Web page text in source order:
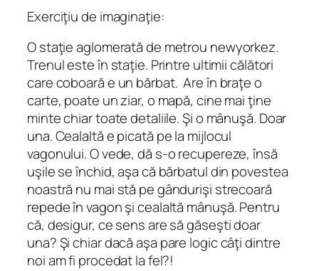
Exerciţiu de imaginaţie:
O staţie aglomerată de metrou newyorkez.
Trenul este în staţie. Printre ultimii călători
care coboară e un bărbat. Are în braţe o
carte, poate un ziar, o mapă, cine mai ţine
minte chiar toate detaliile. Şi o mânuşă. Doar
una. Cealaltă e picată pe la mijlocul
vagonului. O vede, dă s-o recupereze, însă
uşile se închid, aşa că bărbatul din povestea
noastră nu mai stă pe gândurişi strecoară
repede în vagon şi cealaltă mânuşă. Pentru
că, desigur, ce sens are să găseşti doar
una? Şi chiar dacă aşa pare logic câţi dintre
noi am fi procedat la fel?!